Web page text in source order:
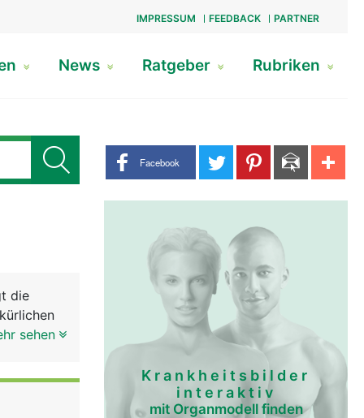
IMPRESSUM FEEDBACK PARTNER
News Ratgeber Rubriken
Share buttons
Facebook
die
sehen
Krankheitsbilder
interaktiv
mit Organmodell finden